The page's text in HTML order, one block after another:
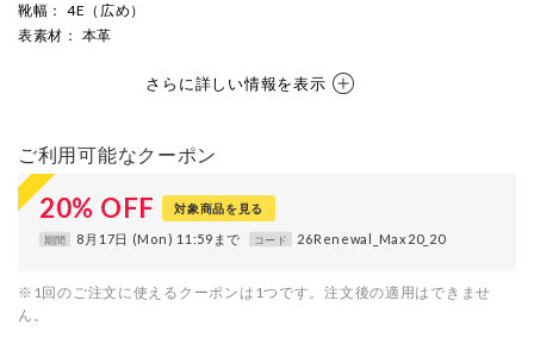
靴幅 ： 4E（広め）
表素材 ： 本革
さらに詳しい情報を表示
ご利用可能なクーポン
20% OFF 対象商品を見る
期間 8月17日 (Mon) 11:59まで コード 26Renewal_Max20_20
※1回のご注文に使えるクーポンは1つです。注文後の適用はできませ
ん。